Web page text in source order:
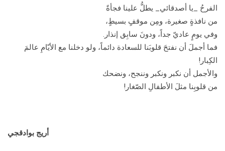
الفرحُ _يا أصدقائي_ يطلُّ علينا فجأةً
من نافذةٍ صغيرة، ومِن موقفٍ بسيطٍ،
وفي يومٍ عاديّ جداً، ودونَ سابِق إنذار.
فما أجملَ أن نفتحَ قلوبَنا للسعادة دائماً، ولو دخلنا مع الأيّامِ عالمَ
الكِبار!
والأجمل أن نكبر ونكبر وننجح، ونضحك
من قلوبِنا مثلَ الأطفالِ الصّغار!
أريج بوادقجي